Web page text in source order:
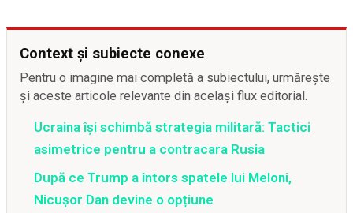
Context și subiecte conexe
Pentru o imagine mai completă a subiectului, urmărește
și aceste articole relevante din același flux editorial.
Ucraina își schimbă strategia militară: Tactici
asimetrice pentru a contracara Rusia
După ce Trump a întors spatele lui Meloni,
Nicușor Dan devine o opțiune